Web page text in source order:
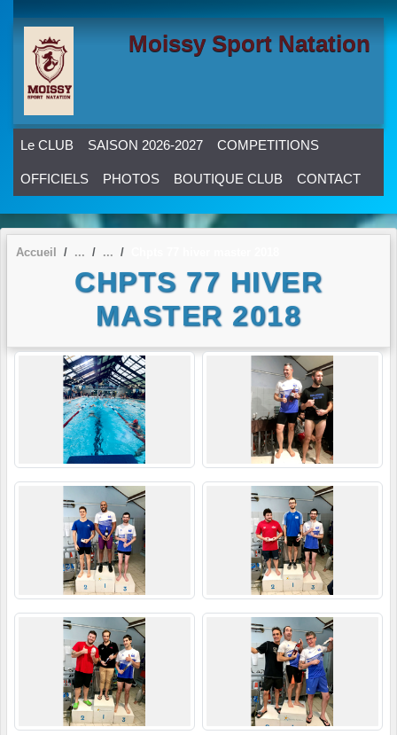
Moissy Sport Natation
Le CLUB SAISON 2026-2027 COMPETITIONS
OFFICIELS PHOTOS BOUTIQUE CLUB CONTACT
Accueil
CHPTS 77 HIVER
MASTER 2018